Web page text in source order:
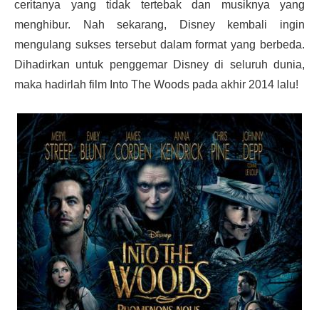
ceritanya yang tidak tertebak dan musiknya yang
menghibur. Nah sekarang, Disney kembali ingin
mengulang sukses tersebut dalam format yang berbeda.
Dihadirkan untuk penggemar Disney di seluruh dunia,
maka hadirlah film Into The Woods pada akhir 2014 lalu!